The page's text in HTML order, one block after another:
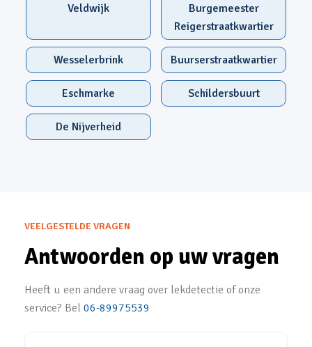
Veldwijk
Burgemeester
Reigerstraatkwartier
Wesselerbrink Buurserstraatkwartier
Eschmarke Schildersbuurt
De Nijverheid
VEELGESTELDE VRAGEN
Antwoorden op uw vragen
Heeft u een andere vraag over lekdetectie of onze
service? Bel 06-89975539